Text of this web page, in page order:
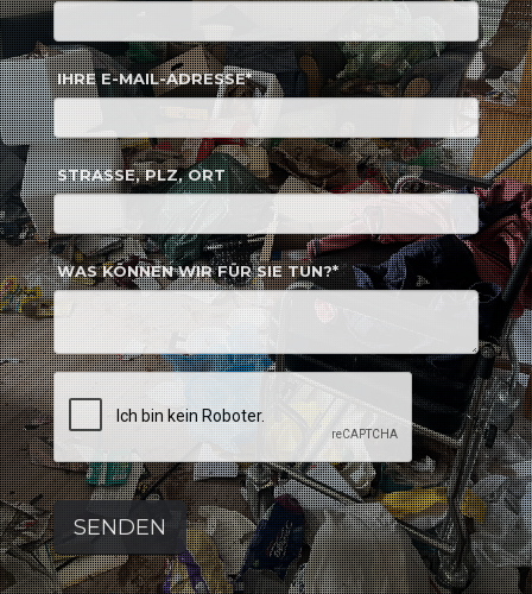
IHRE E-MAIL-ADRESSE*
STRASSE, PLZ, ORT
WAS KÖNNEN WIR FÜR SIE TUN?*